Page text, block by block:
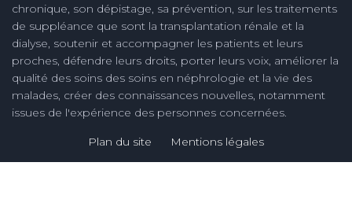
chronique, son dépistage, sa prévention, sur les traitements
de suppléance que sont la transplantation rénale et la
dialyse, soutenir et accompagner les patients et leurs
proches, défendre leurs droits, porter leurs voix, améliorer la
qualité des soins des soins en néphrologie et la vie des
malades, créer des connaissances nouvelles, notamment
issues de l'expérience des personnes concernées.
Plan du site Mentions légales